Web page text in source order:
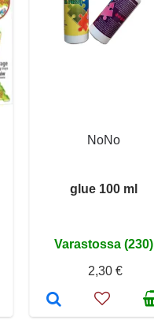
NoNo
glue 100 ml
Varastossa (230)
2,30 €